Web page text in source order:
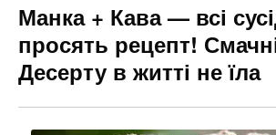
Манка + Кава — всі
просять рецепт!
Десерту в житті не їла